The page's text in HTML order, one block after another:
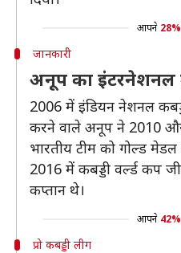
आपने 28%
जानकारी
अनूप का इंटरनेशनल
2006 में इंडियन नेशनल
करने वाले अनूप ने 2010
भारतीय टीम को गोल्ड
2016 में कबड्डी वर्ल्ड कप
कप्तान थे।
आपने 42%
प्रो कबड्डी लीग